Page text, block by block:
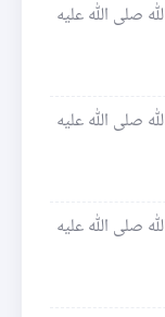
صلى الله عليه
صلى الله عليه
صلى الله عليه